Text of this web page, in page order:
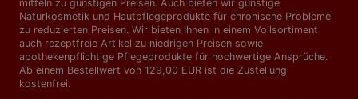
mitteln zu günstigen Preisen. Auch bieten wir günstige
Naturkosmetik und Hautpflegeprodukte für chronische Probleme
zu reduzierten Preisen. Wir bieten Ihnen in einem Vollsortiment
auch rezeptfreie Artikel zu niedrigen Preisen sowie
apothekenpflichtige Pflegeprodukte für hochwertige Ansprüche.
Ab einem Bestellwert von 129,00 EUR ist die Zustellung
kostenfrei.